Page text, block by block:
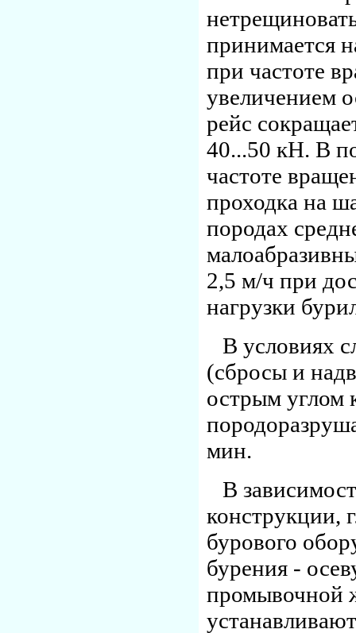
принимается
при частоте
увеличением
рейс
40...50 кН. В
частоте
проходка на
породах
2,5 м/ч при
нагрузки
В условиях
(сбросы и
острым углом
мин.
В
конструкции,
бурового
бурения -
промывочной